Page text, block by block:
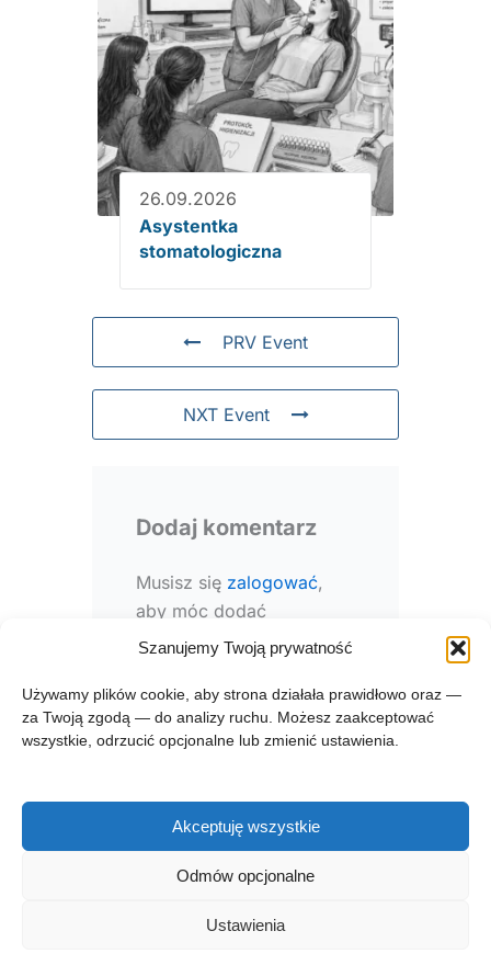
Szanujemy Twoją prywatność
Używamy plików cookie, aby strona działała prawidłowo oraz —
za Twoją zgodą — do analizy ruchu. Możesz zaakceptować
wszystkie, odrzucić opcjonalne lub zmienić ustawienia.
Akceptuję wszystkie
Odmów opcjonalne
Ustawienia
26.09.2026
Asystentka
stomatologiczna
PRV Event
NXT Event
Dodaj komentarz
Musisz się zalogować,
aby móc dodać
komentarz.
Prawa autorskie © 2026 zgłębnik.pl
Regulamin zglebnik.pl
Polityka prywatności